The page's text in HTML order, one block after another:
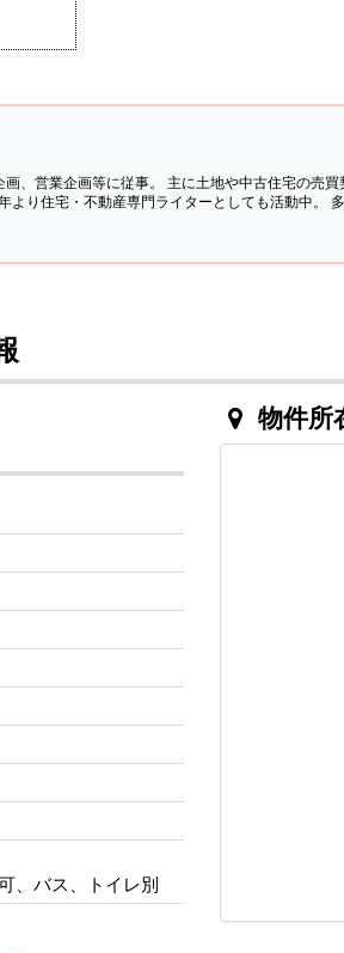
、営業企画等に従事。 主に土地や中古住宅の売買
り住宅・不動産専門ライターとしても活動中。
、バス、トイレ別
物件所